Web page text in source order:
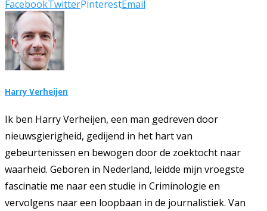
FacebookTwitterPinterestEmail
Harry Verheijen
Ik ben Harry Verheijen, een man gedreven door
nieuwsgierigheid, gedijend in het hart van
gebeurtenissen en bewogen door de zoektocht naar
waarheid. Geboren in Nederland, leidde mijn vroegste
fascinatie me naar een studie in Criminologie en
vervolgens naar een loopbaan in de journalistiek. Van